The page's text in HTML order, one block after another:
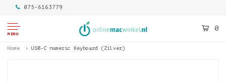
075-6163779
MENU
0
Home USB-C numeric Keyboard (Zilver)